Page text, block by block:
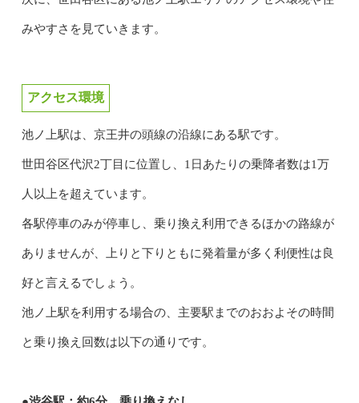
みやすさを見ていきます。
アクセス環境
池ノ上駅は、京王井の頭線の沿線にある駅です。
世田谷区代沢2丁目に位置し、1日あたりの乗降者数は1万
人以上を超えています。
各駅停車のみが停車し、乗り換え利用できるほかの路線が
ありませんが、上りと下りともに発着量が多く利便性は良
好と言えるでしょう。
池ノ上駅を利用する場合の、主要駅までのおおよその時間
と乗り換え回数は以下の通りです。